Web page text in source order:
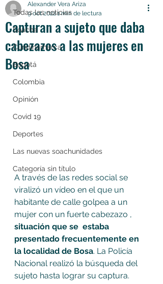
Todas las noticias
Soacha
Cundinamarca
Bogotá
Colombia
Opinión
Covid 19
Deportes
Las nuevas soachunidades
Categoría sin título
Capturan a sujeto que daba
cabezazos a las mujeres en
Bosa
Alexander Vera Ariza
9 oct 20221 min de lectura
A través de las redes social se
viralizó un vídeo en el que un
habitante de calle golpea a un
mujer con un fuerte cabezazo ,
situación que se  estaba
presentado frecuentemente en
la localidad de Bosa. La Policía
Nacional realizó la búsqueda del
sujeto hasta lograr su captura.